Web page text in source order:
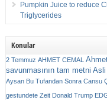
Pumpkin Juice to reduce
Triglycerides
Konular
2 Temmuz AHMET CEMAL
savunmasının tam metni Asli
Aysan Bu Tufandan Sonra Cansu
gestundete Zeit Donald Trump